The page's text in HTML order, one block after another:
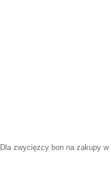
Dla zwycięzcy bon na zakupy w